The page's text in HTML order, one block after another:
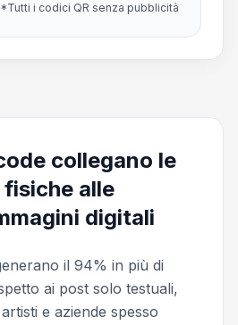
*Tutti i codici QR senza pubblicità
collegano le
alle
digitali
il 94% in più di
ai post solo testuali,
e aziende spesso